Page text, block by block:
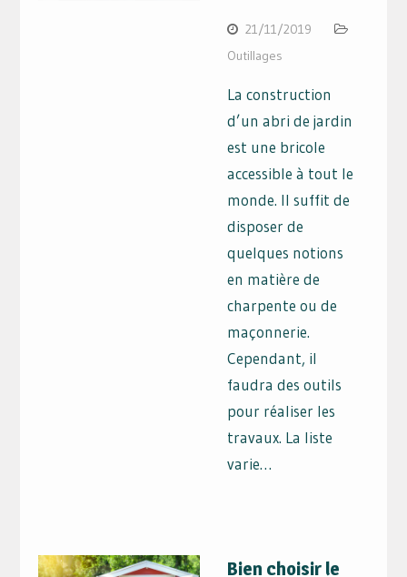
21/11/2019
Outillages
La construction
d’un abri de jardin
est une bricole
accessible à tout le
monde. Il suffit de
disposer de
quelques notions
en matière de
charpente ou de
maçonnerie.
Cependant, il
faudra des outils
pour réaliser les
travaux. La liste
varie…
Bien choisir le